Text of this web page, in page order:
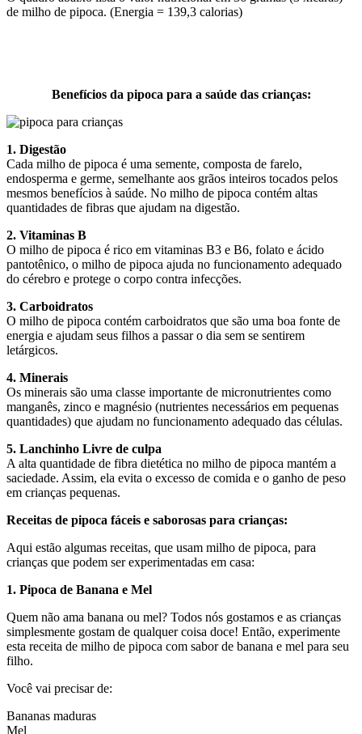
de milho de pipoca. (Energia = 139,3 calorias)
Benefícios da pipoca para a saúde das crianças:
1. Digestão
Cada milho de pipoca é uma semente, composta de farelo,
endosperma e germe, semelhante aos grãos inteiros tocados pelos
mesmos benefícios à saúde. No milho de pipoca contém altas
quantidades de fibras que ajudam na digestão.
2. Vitaminas B
O milho de pipoca é rico em vitaminas B3 e B6, folato e ácido
pantotênico, o milho de pipoca ajuda no funcionamento adequado
do cérebro e protege o corpo contra infecções.
3. Carboidratos
O milho de pipoca contém carboidratos que são uma boa fonte de
energia e ajudam seus filhos a passar o dia sem se sentirem
letárgicos.
4. Minerais
Os minerais são uma classe importante de micronutrientes como
manganês, zinco e magnésio (nutrientes necessários em pequenas
quantidades) que ajudam no funcionamento adequado das células.
5. Lanchinho Livre de culpa
A alta quantidade de fibra dietética no milho de pipoca mantém a
saciedade. Assim, ela evita o excesso de comida e o ganho de peso
em crianças pequenas.
Receitas de pipoca fáceis e saborosas para crianças:
Aqui estão algumas receitas, que usam milho de pipoca, para
crianças que podem ser experimentadas em casa:
1. Pipoca de Banana e Mel
Quem não ama banana ou mel? Todos nós gostamos e as crianças
simplesmente gostam de qualquer coisa doce! Então, experimente
esta receita de milho de pipoca com sabor de banana e mel para seu
filho.
Você vai precisar de:
Bananas maduras
Mel